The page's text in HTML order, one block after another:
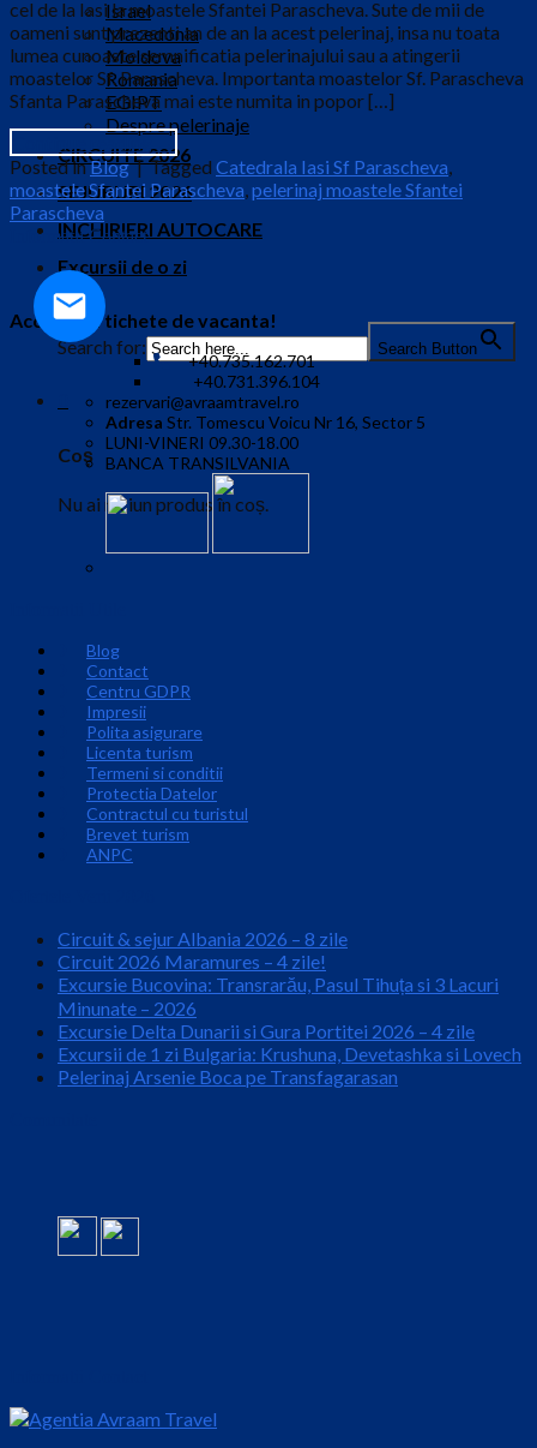
Israel
Macedonia
Moldova
Romania
EGIPT
Despre pelerinaje
CIRCUITE 2026
SEJURURI 2026
INCHIRIERI AUTOCARE
Excursii de o zi
Search for: Search Button
Coș
Nu ai niciun produs în coș.
cel de la Iasi la moastele Sfantei Parascheva. Sute de mii de
oameni sunt prezenti an de an la acest pelerinaj, insa nu toata
lumea cunoaste semnificatia pelerinajului sau a atingerii
moastelor Sf. Parascheva. Importanta moastelor Sf. Parascheva
Sfanta Parascheva mai este numita in popor […]
Continue reading→
Posted inBlog|Tagged Catedrala Iasi Sf Parascheva,
moastele Sfantei Parascheva,pelerinaj moastele Sfantei
Parascheva
Informatii Contact
Acceptam tichete de vacanta!
+40.735.162.701
+40.731.396.104
rezervari@avraamtravel.ro
Adresa Str. Tomescu Voicu Nr 16, Sector 5
LUNI-VINERI 09.30-18.00
BANCA TRANSILVANIA
Blog
Contact
Centru GDPR
Impresii
Polita asigurare
Licenta turism
Termeni si conditii
Protectia Datelor
Contractul cu turistul
Brevet turism
ANPC
Circuit & sejur Albania 2026 – 8 zile
Circuit 2026 Maramures – 4 zile!
Excursie Bucovina: Transrarău, Pasul Tihuța si 3 Lacuri
Minunate – 2026
Excursie Delta Dunarii si Gura Portitei 2026 – 4 zile
Excursii de 1 zi Bulgaria: Krushuna, Devetashka si Lovech
Pelerinaj Arsenie Boca pe Transfagarasan